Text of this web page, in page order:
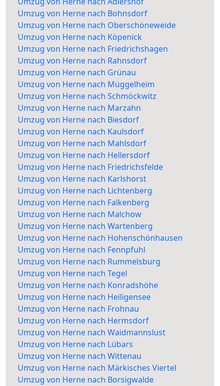
Umzug von Herne nach Bohnsdorf
Umzug von Herne nach Oberschöneweide
Umzug von Herne nach Köpenick
Umzug von Herne nach Friedrichshagen
Umzug von Herne nach Rahnsdorf
Umzug von Herne nach Grünau
Umzug von Herne nach Müggelheim
Umzug von Herne nach Schmöckwitz
Umzug von Herne nach Marzahn
Umzug von Herne nach Biesdorf
Umzug von Herne nach Kaulsdorf
Umzug von Herne nach Mahlsdorf
Umzug von Herne nach Hellersdorf
Umzug von Herne nach Friedrichsfelde
Umzug von Herne nach Karlshorst
Umzug von Herne nach Lichtenberg
Umzug von Herne nach Falkenberg
Umzug von Herne nach Malchow
Umzug von Herne nach Wartenberg
Umzug von Herne nach Hohenschönhausen
Umzug von Herne nach Fennpfuhl
Umzug von Herne nach Rummelsburg
Umzug von Herne nach Tegel
Umzug von Herne nach Konradshöhe
Umzug von Herne nach Heiligensee
Umzug von Herne nach Frohnau
Umzug von Herne nach Hermsdorf
Umzug von Herne nach Waidmannslust
Umzug von Herne nach Lübars
Umzug von Herne nach Wittenau
Umzug von Herne nach Märkisches Viertel
Umzug von Herne nach Borsigwalde